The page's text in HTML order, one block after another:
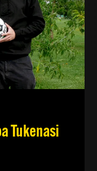
Tukenasi